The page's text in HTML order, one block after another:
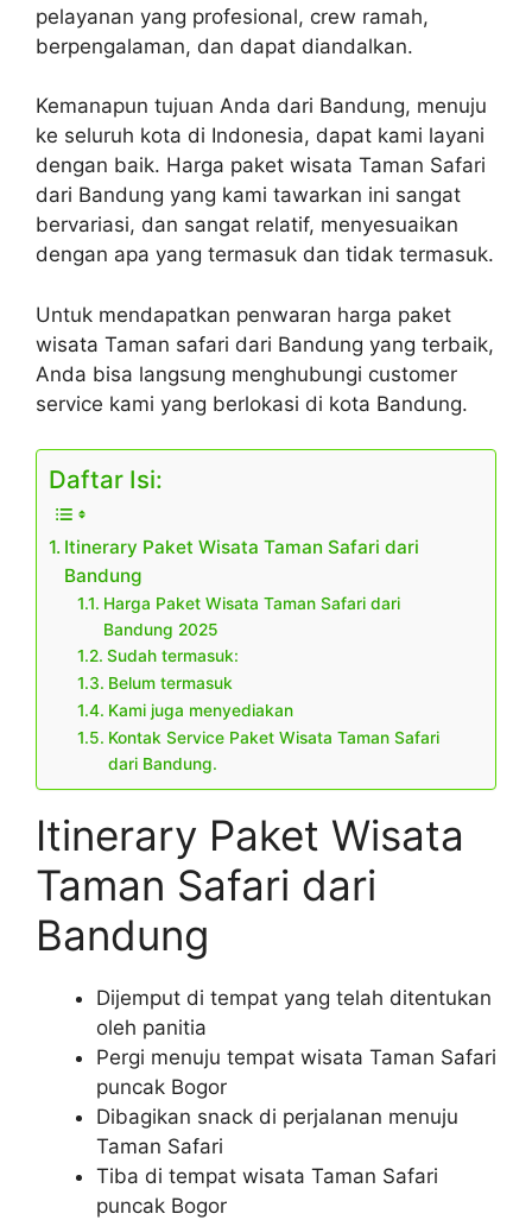
pelayanan yang profesional, crew ramah,
berpengalaman, dan dapat diandalkan.
Kemanapun tujuan Anda dari Bandung, menuju
ke seluruh kota di Indonesia, dapat kami layani
dengan baik. Harga paket wisata Taman Safari
dari Bandung yang kami tawarkan ini sangat
bervariasi, dan sangat relatif, menyesuaikan
dengan apa yang termasuk dan tidak termasuk.
Untuk mendapatkan penwaran harga paket
wisata Taman safari dari Bandung yang terbaik,
Anda bisa langsung menghubungi customer
service kami yang berlokasi di kota Bandung.
Daftar Isi:
Itinerary Paket Wisata Taman Safari dari
Bandung
Harga Paket Wisata Taman Safari dari
Bandung 2025
Sudah termasuk:
Belum termasuk
Kami juga menyediakan
Kontak Service Paket Wisata Taman Safari
dari Bandung.
Itinerary Paket Wisata
Taman Safari dari
Bandung
Dijemput di tempat yang telah ditentukan
oleh panitia
Pergi menuju tempat wisata Taman Safari
puncak Bogor
Dibagikan snack di perjalanan menuju
Taman Safari
Tiba di tempat wisata Taman Safari
puncak Bogor